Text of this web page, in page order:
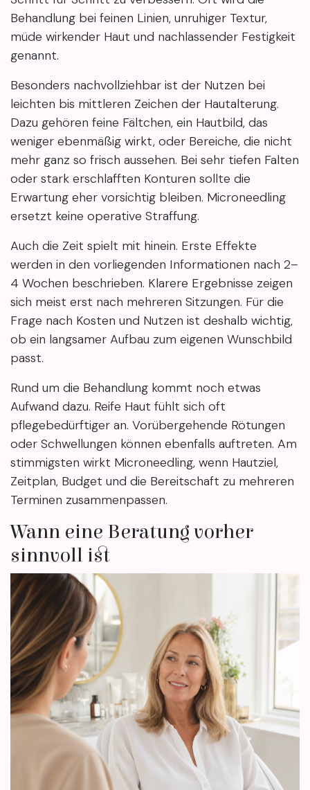
Behandlung bei feinen Linien, unruhiger Textur,
müde wirkender Haut und nachlassender Festigkeit
genannt.
Besonders nachvollziehbar ist der Nutzen bei
leichten bis mittleren Zeichen der Hautalterung.
Dazu gehören feine Fältchen, ein Hautbild, das
weniger ebenmäßig wirkt, oder Bereiche, die nicht
mehr ganz so frisch aussehen. Bei sehr tiefen Falten
oder stark erschlafften Konturen sollte die
Erwartung eher vorsichtig bleiben. Microneedling
ersetzt keine operative Straffung.
Auch die Zeit spielt mit hinein. Erste Effekte
werden in den vorliegenden Informationen nach 2–
4 Wochen beschrieben. Klarere Ergebnisse zeigen
sich meist erst nach mehreren Sitzungen. Für die
Frage nach Kosten und Nutzen ist deshalb wichtig,
ob ein langsamer Aufbau zum eigenen Wunschbild
passt.
Rund um die Behandlung kommt noch etwas
Aufwand dazu. Reife Haut fühlt sich oft
pflegebedürftiger an. Vorübergehende Rötungen
oder Schwellungen können ebenfalls auftreten. Am
stimmigsten wirkt Microneedling, wenn Hautziel,
Zeitplan, Budget und die Bereitschaft zu mehreren
Terminen zusammenpassen.
Wann eine Beratung vorher
sinnvoll ist